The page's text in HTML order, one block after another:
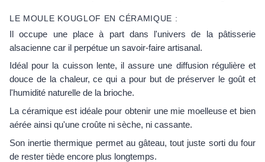
LE MOULE KOUGLOF EN CÉRAMIQUE :
Il occupe une place à part dans l'univers de la pâtisserie
alsacienne car il perpétue un savoir-faire artisanal.
Idéal pour la cuisson lente, il assure une diffusion régulière et
douce de la chaleur, ce qui a pour but de préserver le goût et
l'humidité naturelle de la brioche.
La céramique est idéale pour obtenir une mie moelleuse et bien
aérée ainsi qu'une croûte ni sèche, ni cassante.
Son inertie thermique permet au gâteau, tout juste sorti du four
de rester tiède encore plus longtemps.